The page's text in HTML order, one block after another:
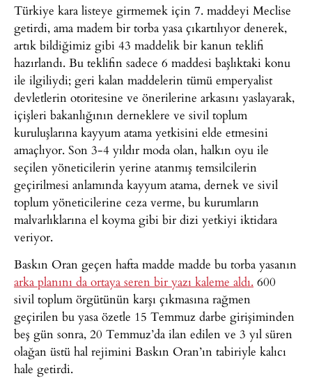
Türkiye kara listeye girmemek için 7. maddeyi Meclise
getirdi, ama madem bir torba yasa çıkartılıyor denerek,
artık bildiğimiz gibi 43 maddelik bir kanun teklifi
hazırlandı. Bu teklifin sadece 6 maddesi başlıktaki konu
ile ilgiliydi; geri kalan maddelerin tümü emperyalist
devletlerin otoritesine ve önerilerine arkasını yaslayarak,
içişleri bakanlığının derneklere ve sivil toplum
kuruluşlarına kayyum atama yetkisini elde etmesini
amaçlıyor. Son 3-4 yıldır moda olan, halkın oyu ile
seçilen yöneticilerin yerine atanmış temsilcilerin
geçirilmesi anlamında kayyum atama, dernek ve sivil
toplum yöneticilerine ceza verme, bu kurumların
malvarlıklarına el koyma gibi bir dizi yetkiyi iktidara
veriyor.
Baskın Oran geçen hafta madde madde bu torba yasanın
arka planını da ortaya seren bir yazı kaleme aldı. 600
sivil toplum örgütünün karşı çıkmasına rağmen
geçirilen bu yasa özetle 15 Temmuz darbe girişiminden
beş gün sonra, 20 Temmuz’da ilan edilen ve 3 yıl süren
olağan üstü hal rejimini Baskın Oran’ın tabiriyle kalıcı
hale getirdi.